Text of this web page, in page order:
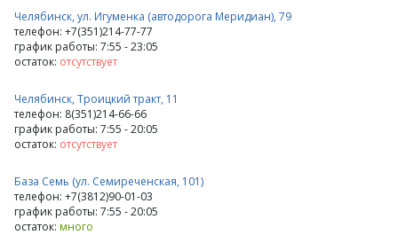
Челябинск, ул. Игуменка (автодорога Меридиан), 79
телефон: +7(351)214-77-77
график работы: 7:55 - 23:05
остаток: отсутствует
Челябинск, Троицкий тракт, 11
телефон: 8(351)214-66-66
график работы: 7:55 - 20:05
остаток: отсутствует
База Семь (ул. Семиреченская, 101)
телефон: +7(3812)90-01-03
график работы: 7:55 - 20:05
остаток: много